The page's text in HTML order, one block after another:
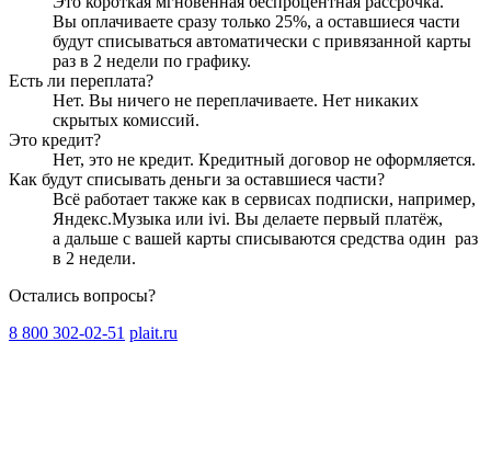
Вы оплачиваете сразу только 25%, а оставшиеся части
будут списываться автоматически с привязанной карты
раз в 2 недели по графику.
Есть ли переплата?
Нет. Вы ничего не переплачиваете. Нет никаких
скрытых комиссий.
Это кредит?
Нет, это не кредит. Кредитный договор не оформляется.
Как будут списывать деньги за оставшиеся части?
Всё работает также как в сервисах подписки, например,
Яндекс.Музыка или ivi. Вы делаете первый платёж,
а дальше с вашей карты списываются средства один раз
в 2 недели.
Остались вопросы?
8 800 302-02-51 plait.ru